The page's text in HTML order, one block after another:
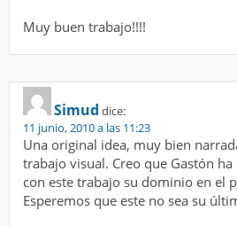
Muy buen trabajo!!!!
Simud dice:
11 junio, 2010 a las 11:23
Una original idea, muy bien
trabajo visual. Creo que Gastón
con este trabajo su dominio en el
Esperemos que este no sea su